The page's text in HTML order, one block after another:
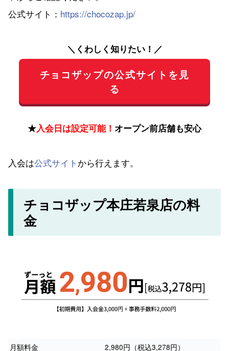
公式サイト： https://chocozap.jp/
＼くわしく知りたい！／
チョコザップの公式サイトを見
る
★入会日は設定可能！ オープン前店舗も安心
入会は公式サイト から行えます。
チョコザップ本庄若泉店の料
金
月額料金 2,980円（税込3,278円）